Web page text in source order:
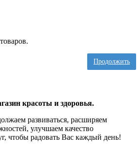
Продолжить
красоты и здоровья.
развиваться, расширяем
улучшаем качество
чтобы радовать Вас каждый день!